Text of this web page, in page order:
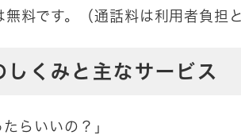
無料です。（通話料は利用者負担
しくみと主なサービス
たらいいの？」